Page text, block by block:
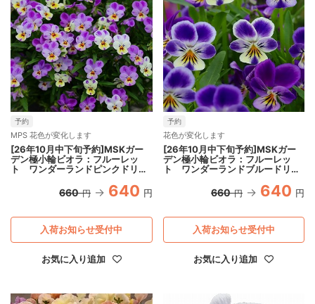
予約
MPS 花色が変化します
[26年10月中下旬予約]MSKガー
デン極小輪ビオラ：フルーレッ
ト ワンダーランドピンクドリー
660 円 640 円
お気に入り追加
入荷お知らせ受付中
予約
花色が変化します
[26年10月中下旬予約]MSKガー
デン極小輪ビオラ：フルーレッ
ト ワンダーランドブルードリー
660 円 640 円
お気に入り追加
入荷お知らせ受付中